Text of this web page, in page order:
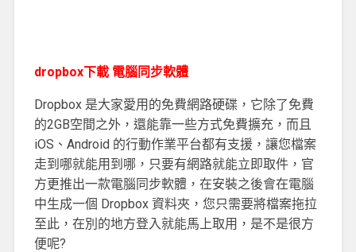
dropbox下載 電腦同步軟體
Dropbox 是大家愛用的免費網路硬碟，它除了免費
的2GB空間之外，還能靠一些方式免費擴充，而且
iOS、Android 的行動作業平台都有支援，讓您檔案
走到哪就能用到哪，只要有網路就能立即取件，官
方更推出一款電腦同步軟體，在安裝之後會在電腦
中生成一個 Dropbox 資料夾，您只需要將檔案拖拉
至此，在別的地方登入就能馬上取用，是不是很方
便呢?